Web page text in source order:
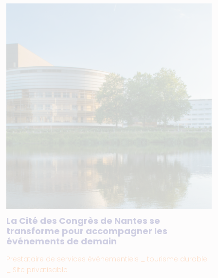
La Cité des Congrès de Nantes se
transforme pour accompagner les
événements de demain
Prestataire de services événementiels _ tourisme durable
_ Site privatisable